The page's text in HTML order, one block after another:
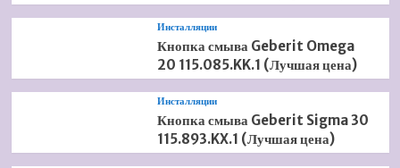
Инсталляции
Кнопка смыва Geberit Omega
20 115.085.KK.1 (Лучшая цена)
Инсталляции
Кнопка смыва Geberit Sigma 30
115.893.KX.1 (Лучшая цена)